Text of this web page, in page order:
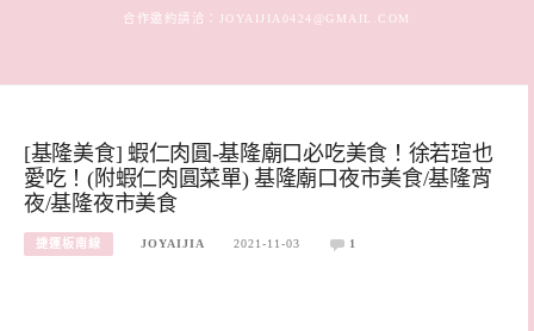
合作邀約請洽： JOYAIJIA0424@GMAIL.COM
[基隆美食] 蝦仁肉圓-基隆廟口必吃美食！徐若瑄也
愛吃！(附蝦仁肉圓菜單) 基隆廟口夜市美食/基隆宵
夜/基隆夜市美食
捷運板南線 JOYAIJIA 2021-11-03 1